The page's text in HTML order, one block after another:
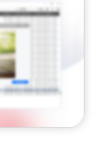
Guarda Adesso